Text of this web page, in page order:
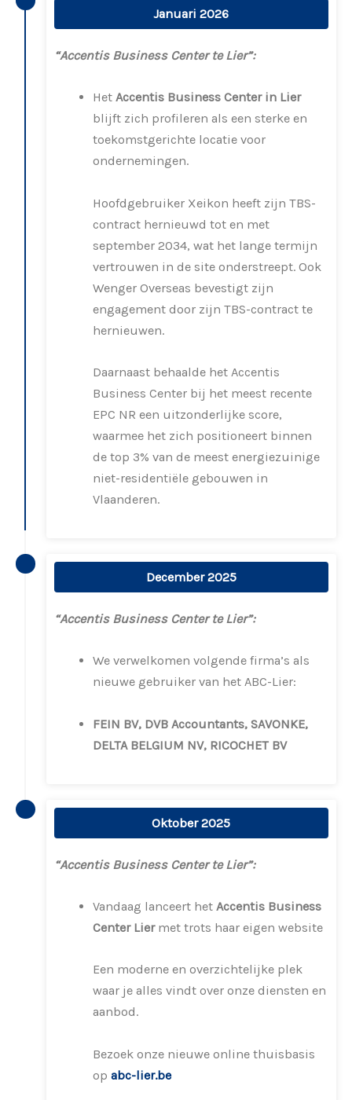
Januari 2026
“Accentis Business Center te Lier”:
Het Accentis Business Center in Lier
blijft zich profileren als een sterke en
toekomstgerichte locatie voor
ondernemingen.
Hoofdgebruiker Xeikon heeft zijn TBS-
contract hernieuwd tot en met
september 2034, wat het lange termijn
vertrouwen in de site onderstreept. Ook
Wenger Overseas bevestigt zijn
engagement door zijn TBS-contract te
hernieuwen.
Daarnaast behaalde het Accentis
Business Center bij het meest recente
EPC NR een uitzonderlijke score,
waarmee het zich positioneert binnen
de top 3% van de meest energiezuinige
niet-residentiële gebouwen in
Vlaanderen.
December 2025
“Accentis Business Center te Lier”:
We verwelkomen volgende firma’s als
nieuwe gebruiker van het ABC-Lier:
FEIN BV, DVB Accountants, SAVONKE,
DELTA BELGIUM NV, RICOCHET BV
Oktober 2025
“Accentis Business Center te Lier”:
Vandaag lanceert het Accentis Business
Center Liermet trots haar eigen website
Een moderne en overzichtelijke plek
waar je alles vindt over onze diensten en
aanbod.
Bezoek onze nieuwe online thuisbasis
op abc-lier.be